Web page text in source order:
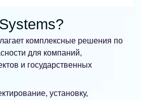
комплексные решения по
для компаний,
и государственных
установку,